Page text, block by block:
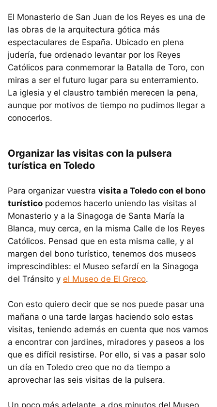
El Monasterio de San Juan de los Reyes es una de
las obras de la arquitectura gótica más
espectaculares de España. Ubicado en plena
judería, fue ordenado levantar por los Reyes
Católicos para conmemorar la Batalla de Toro, con
miras a ser el futuro lugar para su enterramiento.
La iglesia y el claustro también merecen la pena,
aunque por motivos de tiempo no pudimos llegar a
conocerlos.
Organizar las visitas con la pulsera
turística en Toledo
Para organizar vuestra visita a Toledo con el bono
turístico podemos hacerlo uniendo las visitas al
Monasterio y a la Sinagoga de Santa María la
Blanca, muy cerca, en la misma Calle de los Reyes
Católicos. Pensad que en esta misma calle, y al
margen del bono turístico, tenemos dos museos
imprescindibles: el Museo sefardí en la Sinagoga
del Tránsito y el Museo de El Greco.
Con esto quiero decir que se nos puede pasar una
mañana o una tarde largas haciendo solo estas
visitas, teniendo además en cuenta que nos vamos
a encontrar con jardines, miradores y paseos a los
que es difícil resistirse. Por ello, si vas a pasar solo
un día en Toledo creo que no da tiempo a
aprovechar las seis visitas de la pulsera.